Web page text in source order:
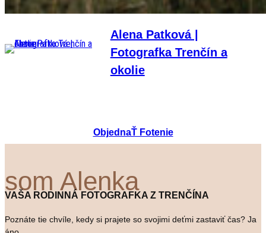
Alena Patková |
Fotografka Trenčín a
okolie
ObjednaŤ Fotenie
som Alenka
VAŠA RODINNÁ FOTOGRAFKA Z TRENČÍNA
Poznáte tie chvíle, kedy si prajete so svojimi deťmi zastaviť čas? Ja